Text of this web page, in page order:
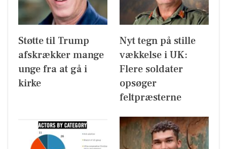
Støtte til Trump
afskrækker mange
unge fra at gå i
kirke
Nyt tegn på stille
vækkelse i UK:
Flere soldater
opsøger
feltpræsterne